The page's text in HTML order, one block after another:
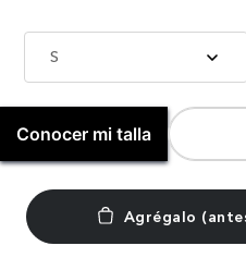
S
Conocer mi talla